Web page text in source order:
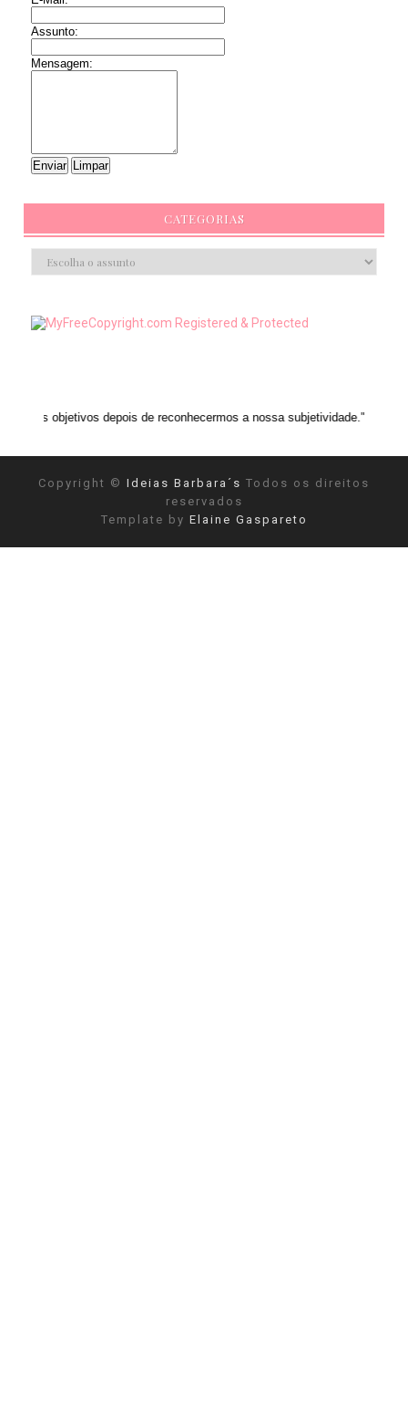
Assunto:
Mensagem:
CATEGORIAS
depois de reconhecermos a nossa subjetividade." ANAIS NIN
Copyright © Ideias Barbara´s Todos os direitos
reservados
Template by Elaine Gaspareto